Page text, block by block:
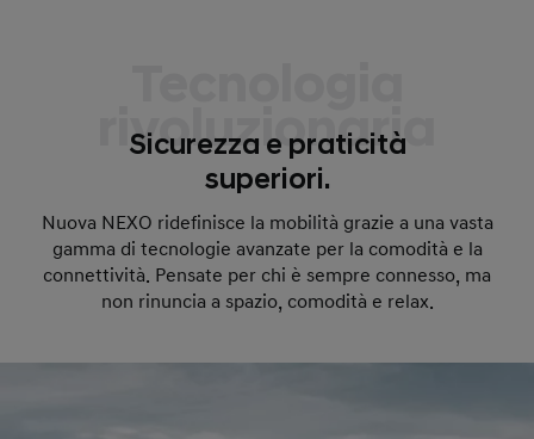
rivoluzionaria
Sicurezza e praticità
superiori.
Nuova NEXO ridefinisce la mobilità grazie a una vasta
gamma di tecnologie avanzate per la comodità e la
connettività. Pensate per chi è sempre connesso, ma
non rinuncia a spazio, comodità e relax.